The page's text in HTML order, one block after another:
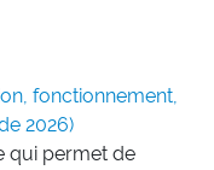
fonctionnement,
2026)
qui permet de